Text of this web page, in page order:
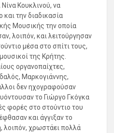
Κουκλινού, να
την διαδικασία
Μουσικής την οποία
λοιπόν, και λειτούργησαν
μέσα στο σπίτι τους,
της Κρήτης.
οργανοπαίχτες,
Μαρκογιάννης,
δεν ηχογραφούσαν
το Γιώργο Γκόγκα
φορές στο στούντιο του
και άγγιξαν το
λοιπόν, χρωστάει πολλά